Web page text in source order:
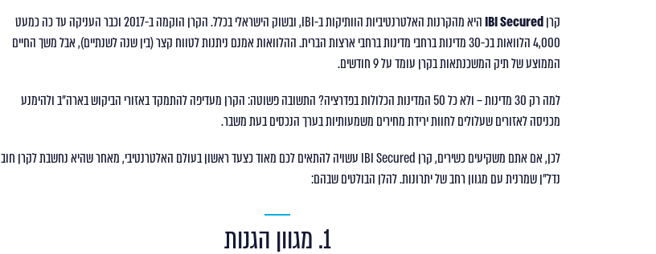
קרן
IBISecured
היא מהקרנות האלטרנטיביות הוותיקות ב-IBI, ובשוק הישראלי בכלל. הקרן הוקמה ב-2017 וכבר העניקה עד כה כמעט
4,000 הלוואות בכ-30 מדינות ברחבי מדינות ברחבי ארצות הברית. ההלוואות אמנם ניתנות לטווח קצר (בין שנה לשנתיים), אבל משך החיים
הממוצע של תיק המשכנתאות בקרן עומד על 9 חודשים.
למה רק 30 מדינות – ולא כל 50 המדינות הכלולות בפדרציה? התשובה פשוטה: הקרן מעדיפה להתמקד באזורי הביקוש בארה"ב ולהימנע
מכניסה לאזורים שעלולים לחוות ירידת מחירים משמעותיות בערך הנכסים בעת משבר.
לכן, אם אתם משקיעים כשירים, קרן IBI Secured עשויה להתאים לכם מאוד כצעד ראשון בעולם האלטרנטיבי, מאחר שהיא נחשבת לקרן חוב
נדל"ן שמרנית עם מגוון רחב של יתרונות. להלן הבולטים שבהם:
1. מגוון הגנות